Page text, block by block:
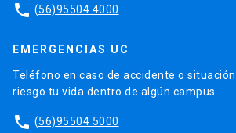
phone (56)95504 4000
EMERGENCIAS UC
Teléfono en caso de accidente o
riesgo tu vida dentro de algún campus.
phone (56)95504 5000